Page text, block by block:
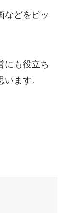
などをピッ
にも役立ち
ます。